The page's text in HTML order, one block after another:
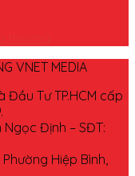
VNET MEDIA
Đầu Tư TP.HCM cấp
Định – SĐT:
Hiệp Bình,